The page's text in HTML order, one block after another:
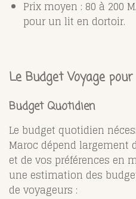
Prix moyen : 80 à 200
pour un lit en dortoir.
Le Budget Voyage
Budget Quotidien
Le budget quotidien
Maroc dépend largement
et de vos préférences en
une estimation des
de voyageurs :